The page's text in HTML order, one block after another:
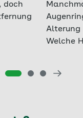
doch
Alterung
Welche